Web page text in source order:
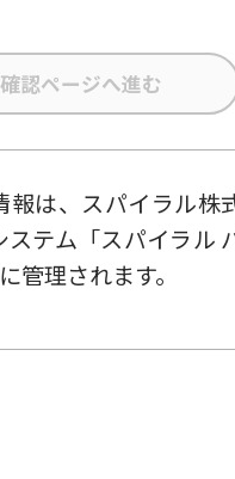
e-mailアドレス、会社
、電話番号を、当社の
スのご案内や当社が独自
ト、展示会の開催や出
の際に利用いたします。
的では使用致しません。
の管理について
は、 スパイラル株
テム「スパイラル
管理されます。